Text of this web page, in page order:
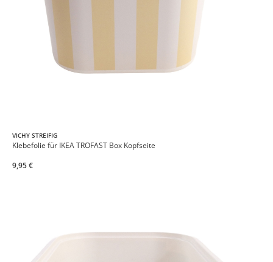
VICHY STREIFIG
Klebefolie für IKEA TROFAST Box Kopfseite
9,95 €